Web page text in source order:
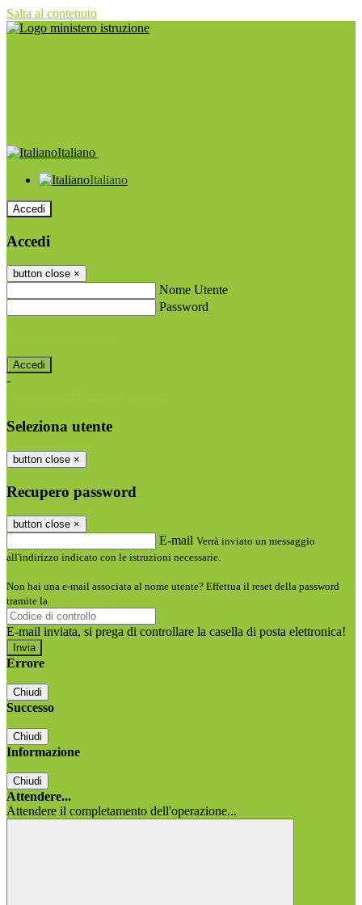
Salta al contenuto
Italiano
Italiano
Accedi
Accedi
button close ×
Nome Utente
Password
-
Seleziona utente
button close ×
Recupero password
button close ×
E-mail Verrà inviato un messaggio
all'indirizzo indicato con le istruzioni necessarie.
Non hai una e-mail associata al nome utente? Effettua il reset della password
tramite la
E-mail inviata, si prega di controllare la casella di posta elettronica!
Errore
Chiudi
Successo
Chiudi
Informazione
Chiudi
Attendere...
Attendere il completamento dell'operazione...